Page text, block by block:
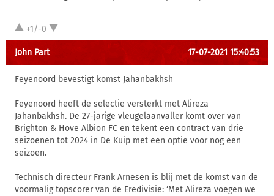
+1/-0
John Part 17-07-2021 15:40:53
Feyenoord bevestigt komst Jahanbakhsh
Feyenoord heeft de selectie versterkt met Alireza
Jahanbakhsh. De 27-jarige vleugelaanvaller komt over van
Brighton & Hove Albion FC en tekent een contract van drie
seizoenen tot 2024 in De Kuip met een optie voor nog een
seizoen.
Technisch directeur Frank Arnesen is blij met de komst van de
voormalig topscorer van de Eredivisie: ‘Met Alireza voegen we